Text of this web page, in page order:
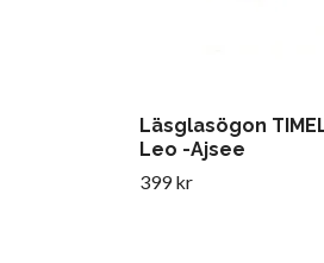
Läsglasögon
Leo -Ajsee
399 kr